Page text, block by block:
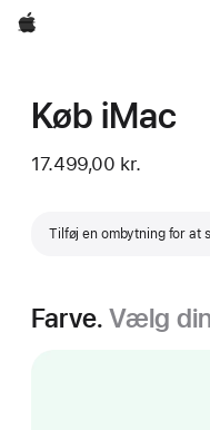
Apple
Køb iMac
17.499,00 kr.
Tilføj en ombytning for at
Farve. Vælg